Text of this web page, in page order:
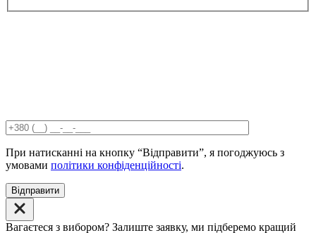
При натисканні на кнопку “Відправити”, я погоджуюсь з
умовами політики конфіденційності.
Відправити
Вагаєтеся з вибором? Залиште заявку, ми підберемо кращий